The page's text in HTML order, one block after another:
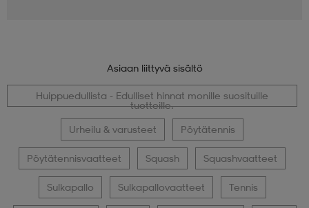
Asiaan liittyvä sisältö
Huippuedullista - Edulliset hinnat monille suosituille
tuotteille.
Urheilu & varusteet Pöytätennis
Pöytätennisvaatteet Squash Squashvaatteet
Sulkapallo Sulkapallovaatteet Tennis